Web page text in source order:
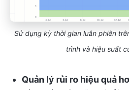
Sử dụng kỳ thời gian luân phiên
trình và hiệu suất
Quản lý rủi ro hiệu quả